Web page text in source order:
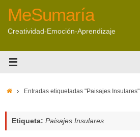
contenido
MeSumaría
Creatividad-Emoción-Aprendizaje
InicioEntradas etiquetadas "Paisajes Insulares"
Etiqueta: Paisajes Insulares